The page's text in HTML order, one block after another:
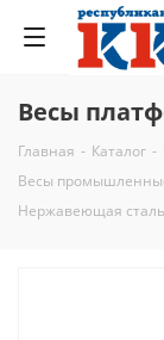
Весы
Главная - Каталог -
Весы
Нержавеющая